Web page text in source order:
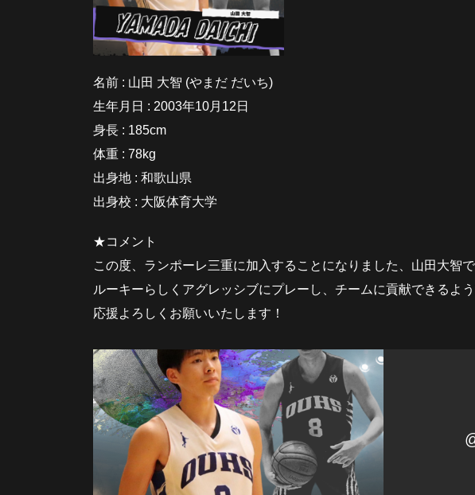
名前 : 山田 大智 (やまだ だいち)
生年月日 : 2003年10月12日
身長 : 185cm
体重 : 78kg
出身地 : 和歌山県
出身校 : 大阪体育大学
★コメント
この度、ランポーレ三重に加入することになりました、山田大智で
ルーキーらしくアグレッシブにプレーし、チームに貢献できるよう
応援よろしくお願いいたします！